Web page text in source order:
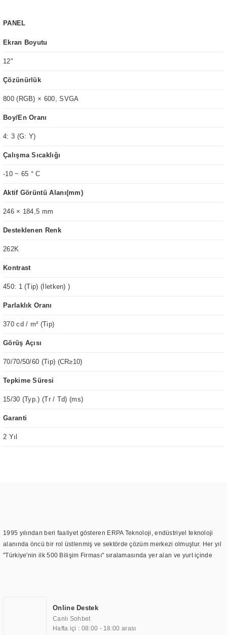
PANEL
Ekran Boyutu
12"
Çözünürlük
800 (RGB) × 600, SVGA
Boy/En Oranı
4: 3 (G: Y)
Çalışma Sıcaklığı
-10 ~ 65 ° C
Aktif Görüntü Alanı(mm)
246 × 184,5 mm
Desteklenen Renk
262K
Kontrast
450: 1 (Tip) (İletken) )
Parlaklık Oranı
370 cd / m² (Tip)
Görüş Açısı
70/70/50/60 (Tip) (CR≥10)
Tepkime Süresi
15/30 (Typ.) (Tr / Td) (ms)
Garanti
2 Yıl
1995 yılından beri faaliyet gösteren ERPA Teknoloji, endüstriyel teknoloji
alanında öncü bir rol üstlenmiş ve sektörde çözüm merkezi olmuştur. Her yıl
"Türkiye'nin ilk 500 Bilişim Firması" sıralamasında yer alan ve yurt içinde
TOCHI markası altında kendi ürettiği ürünlerde kullanmıştır. Günümüzde
TOCHI; videowall, digital signage, kiosk, totem, akıllı durak ekranı, araç içi
ekran, asansör ekranı, digital menüboard, marin ekran, medikal ekran,
Online Destek
Canlı Sohbet
Hafta içi : 08:00 - 18:00 arası